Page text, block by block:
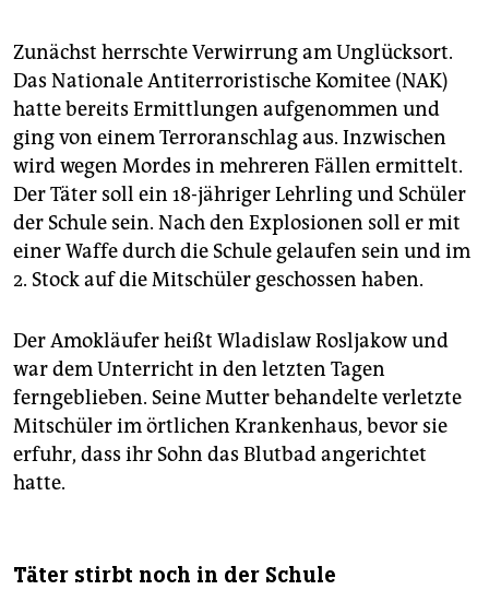
Zunächst herrschte Verwirrung am Unglücksort.
Das Nationale Antiterroristische Komitee (NAK)
hatte bereits Ermittlungen aufgenommen und
ging von einem Terroranschlag aus. Inzwischen
wird wegen Mordes in mehreren Fällen ermittelt.
Der Täter soll ein 18-jähriger Lehrling und Schüler
der Schule sein. Nach den Explosionen soll er mit
einer Waffe durch die Schule gelaufen sein und im
2. Stock auf die Mitschüler geschossen haben.
Der Amokläufer heißt Wladislaw Rosljakow und
war dem Unterricht in den letzten Tagen
ferngeblieben. Seine Mutter behandelte verletzte
Mitschüler im örtlichen Krankenhaus, bevor sie
erfuhr, dass ihr Sohn das Blutbad angerichtet
hatte.
Täter stirbt noch in der Schule